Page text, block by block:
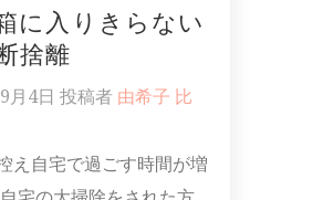
に入りきらない
捨離
月4日 投稿者 由希子 比
え自宅で過ごす時間が増